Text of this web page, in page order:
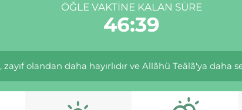
ÖĞLE VAKTINE KALAN SÜRE
46:39
olandan daha hayırlıdır ve Allâhü Teâlâ'ya daha